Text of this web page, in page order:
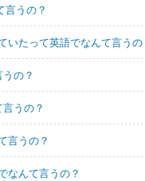
言うの？
いたって英語でなんて言うの
の？
うの？
言うの？
なんて言うの？